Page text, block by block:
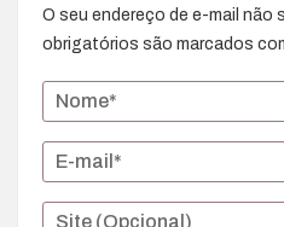
O seu endereço de e-mail não
obrigatórios são marcados